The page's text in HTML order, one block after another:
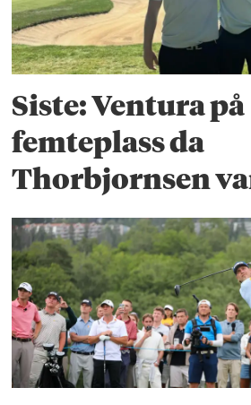
Siste: Ventura på
femteplass da
Thorbjornsen